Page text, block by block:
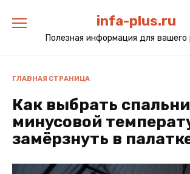
содержанию
infa-plus.ru
Полезная информация для вашего
ГЛАВНАЯ СТРАНИЦА
Как выбрать
минусовой
замёрзнуть в